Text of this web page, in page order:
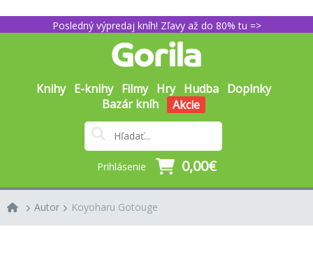
Posledný výpredaj kníh! Zľavy až do 80% tu =>
Knihy E-knihy Filmy Hry Hudba Doplnky
Bazár kníh
Akcie
Prihlásenie 0,00€
Autor Koyoharu Gotouge